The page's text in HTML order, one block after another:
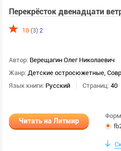
Перекрёсток двенадцати
10 (3)2
Автор: Верещагин Олег Николаевич
Жанр: Детские остросюжетные,
Язык книги: Русский Страниц: 40
Читать на Литмир